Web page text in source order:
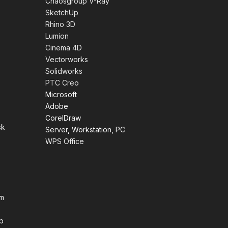
SketchUp
Rhino 3D
Lumion
Cinema 4D
Vectorworks
Solidworks
PTC Creo
Microsoft
Adobe
CorelDraw
Server, Workstation, PC
WPS Office